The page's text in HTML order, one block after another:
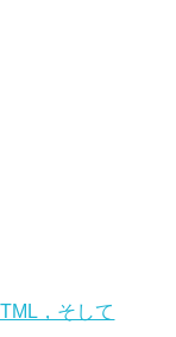
，そして